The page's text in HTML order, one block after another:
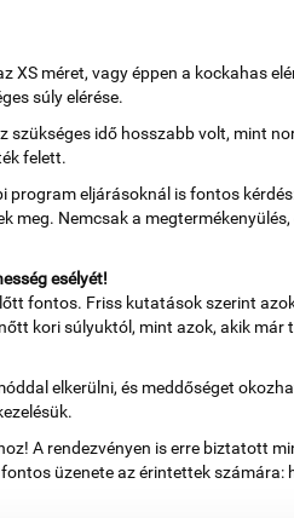
méret, vagy éppen a kockahas
súly elérése.
idő hosszabb volt, mint
felett.
eljárásoknál is fontos
Nemcsak a
esélyét!
fontos. Friss kutatások szerint
kori súlyuktól, mint azok, akik már
elkerülni, és meddőséget
A rendezvényen is erre biztatott
üzenete az érintettek számára: